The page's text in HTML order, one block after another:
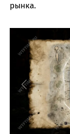
рынка.